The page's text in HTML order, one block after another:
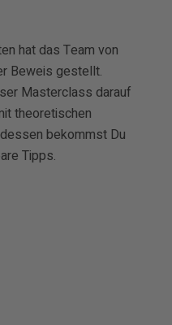
hat das Team von
Beweis gestellt.
Masterclass darauf
theoretischen
bekommst Du
Tipps.